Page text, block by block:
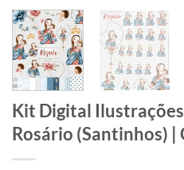
Kit Digital
Rosário (Santinhos) |